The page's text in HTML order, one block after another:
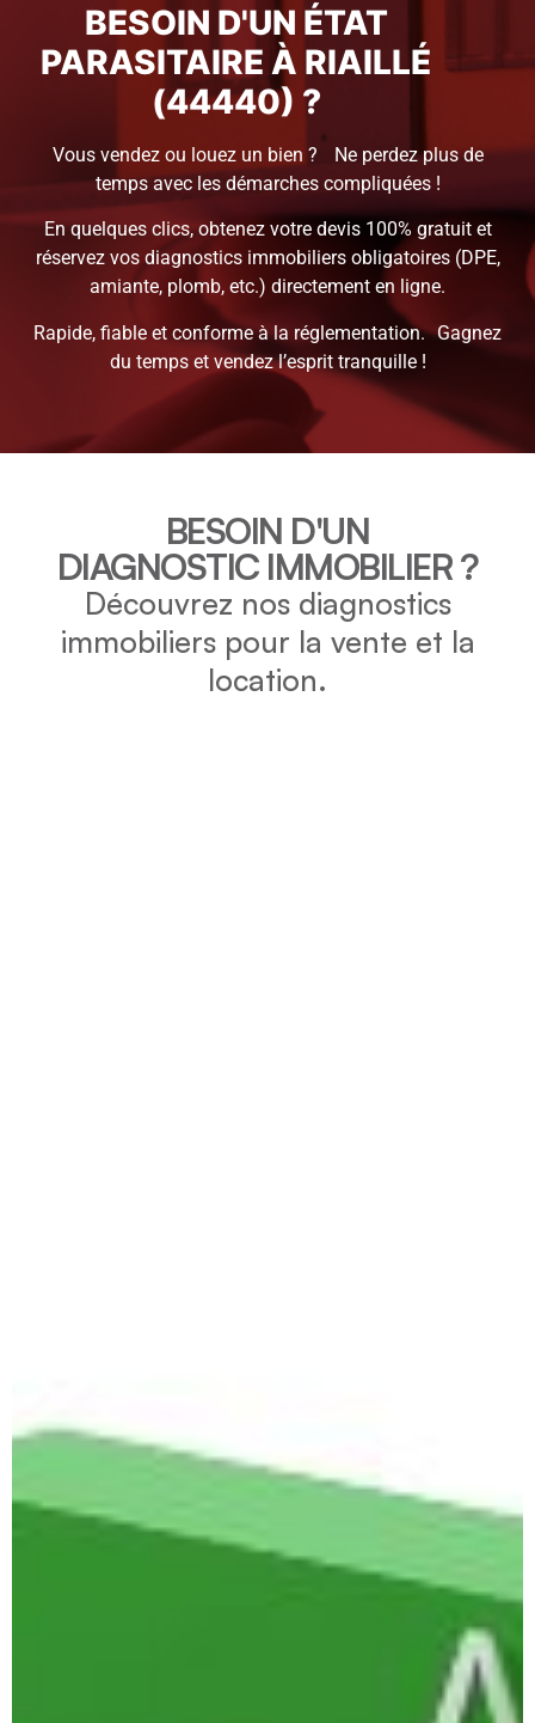
BESOIN D'UN ÉTAT
PARASITAIRE À RIAILLÉ
(44440) ?
Vous vendez ou louez un bien ? Ne perdez plus de
temps avec les démarches compliquées !
En quelques clics, obtenez votre devis 100% gratuit et
réservez vos diagnostics immobiliers obligatoires (DPE,
amiante, plomb, etc.) directement en ligne.
Rapide, fiable et conforme à la réglementation. Gagnez
du temps et vendez l’esprit tranquille !
BESOIN D'UN
DIAGNOSTIC IMMOBILIER ?
Découvrez nos diagnostics
immobiliers pour la vente et la
location.